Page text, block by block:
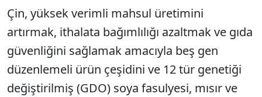
Çin, yüksek verimli mahsul üretimini
artırmak, ithalata bağımlılığı azaltmak ve gıda
güvenliğini sağlamak amacıyla beş gen
düzenlemeli ürün çeşidini ve 12 tür genetiği
değiştirilmiş (GDO) soya fasulyesi, mısır ve